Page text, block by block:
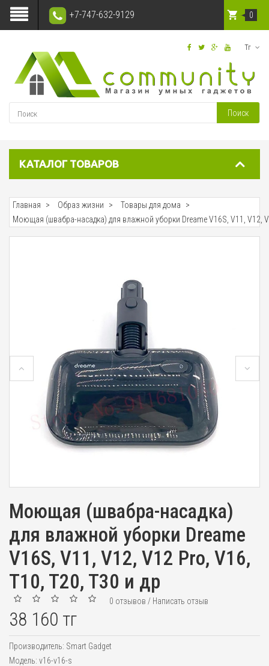
+7-747-632-9129
Тг
Поиск
0
КАТАЛОГ ТОВАРОВ
Главная Образ жизни
Товары для дома
Моющая (швабра-насадка) для влажной уборки Dreame V16S, V11, V12,
Моющая (швабра-насадка)
для влажной уборки Dreame
V16S, V11, V12, V12 Pro, V16,
T10, T20, T30 и др
0 отзывов / Написать отзыв
38 160 тг
Производитель: Smart Gadget
Модель: v16-v16-s